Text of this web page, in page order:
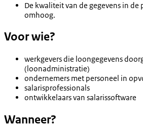
De kwaliteit van de gegevens in
omhoog.
Voor wie?
werkgevers die loongegevens
(loonadministratie)
ondernemers met personeel in
salarisprofessionals
ontwikkelaars van salarissoftware
Wanneer?